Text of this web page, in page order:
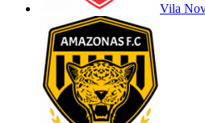
Vila